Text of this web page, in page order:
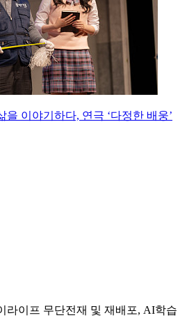
을 이야기하다, 연극 ‘다정한 배웅’
이프 무단전재 및 재배포, AI학습